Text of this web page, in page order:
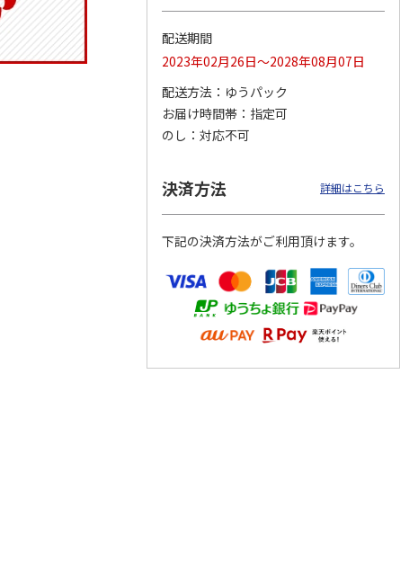
【グリーティング切
【グリーティング切
（シンプル）（110
5,500円
(送料別)
【のり式】110円普
ート100枚）
11,000円
(送料別)
配送期間
2023年02月26日～2028年08月07日
配送方法
ゆうパック
お届け時間帯
指定可
のし
対応不可
決済方法 詳細はこちら
下記の決済方法がご利用頂けます。